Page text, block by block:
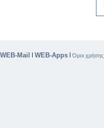
WEB-Mail | WEB-Apps |Όροι χρήσης